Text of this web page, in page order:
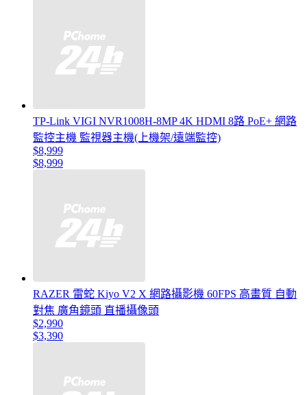
TP-Link VIGI NVR1008H-8MP 4K HDMI 8路 PoE+ 網路
監控主機 監視器主機(上機架/遠端監控)
$8,999
$8,999
RAZER 雷蛇 Kiyo V2 X 網路攝影機 60FPS 高畫質 自動
對焦 廣角鏡頭 直播攝像頭
$2,990
$3,390